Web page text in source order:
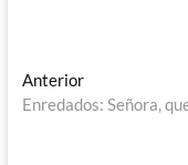
Navegación
de
AnteriorEntrada
anterior:
Enredados: Señora,